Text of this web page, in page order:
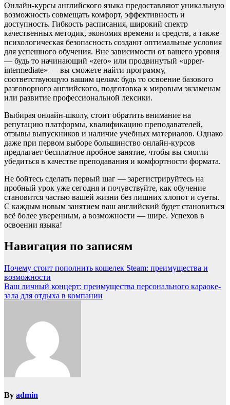
Онлайн-курсы английского языка предоставляют уникальную
возможность совмещать комфорт, эффективность и
доступность. Гибкость расписания, широкий спектр
качественных методик, экономия времени и средств, а также
психологическая безопасность создают оптимальные условия
для успешного обучения. Вне зависимости от вашего уровня
— будь то начинающий «zero» или продвинутый «upper-
intermediate» — вы сможете найти программу,
соответствующую вашим целям: будь то освоение базового
разговорного английского, подготовка к мировым экзаменам
или развитие профессиональной лексики.
Выбирая онлайн-школу, стоит обратить внимание на
репутацию платформы, квалификацию преподавателей,
отзывы выпускников и наличие учебных материалов. Однако
даже при первом выборе большинство онлайн-курсов
предлагает бесплатное пробное занятие, чтобы вы смогли
убедиться в качестве преподавания и комфортности формата.
Не бойтесь сделать первый шаг — зарегистрируйтесь на
пробный урок уже сегодня и почувствуйте, как обучение
становится частью вашей жизни без лишних хлопот и суеты.
С каждым новым занятием ваш английский будет становиться
всё более уверенным, а возможности — шире. Успехов в
освоении языка!
Навигация по записям
Почему стоит пополнить кошелек Steam: преимущества и
возможности
Ваш личный концерт: преимущества персонального караоке-
зала для отдыха в компании
By admin